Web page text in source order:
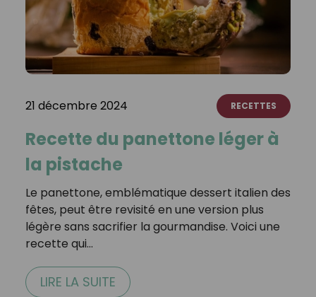
21 décembre 2024 RECETTES
Recette du panettone léger à
la pistache
Le panettone, emblématique dessert italien des
fêtes, peut être revisité en une version plus
légère sans sacrifier la gourmandise. Voici une
recette qui…
LIRE LA SUITE